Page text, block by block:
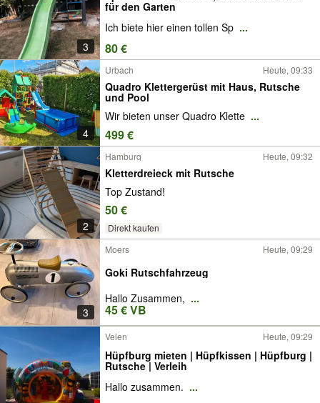
3
für den Garten
Ich biete hier einen tollen Sp ...
80 €
4
Urbach Heute, 09:33
Quadro Klettergerüst mit Haus, Rutsche
und Pool
Wir bieten unser Quadro Klette ...
499 €
2
Hamburg Heute, 09:32
Kletterdreieck mit Rutsche
Top Zustand!
50 €
Direkt kaufen
3
Moers Heute, 09:29
Goki Rutschfahrzeug
Hallo Zusammen, ...
45 € VB
Velen Heute, 09:29
Hüpfburg mieten | Hüpfkissen | Hüpfburg |
Rutsche | Verleih
Hallo zusammen. ...